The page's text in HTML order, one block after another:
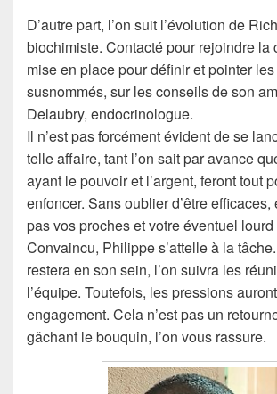
D’autre part, l’on suit l’évolution de
biochimiste. Contacté pour rejoindre la
mise en place pour définir et pointer
susnommés, sur les conseils de son
Delaubry, endocrinologue.
Il n’est pas forcément évident de se
telle affaire, tant l’on sait par avance
ayant le pouvoir et l’argent, feront tout
enfoncer. Sans oublier d’être efficaces,
pas vos proches et votre éventuel lourd
Convaincu, Philippe s’attelle à la tâche.
restera en son sein, l’on suivra les
l’équipe. Toutefois, les pressions
engagement. Cela n’est pas un
gâchant le bouquin, l’on vous rassure.